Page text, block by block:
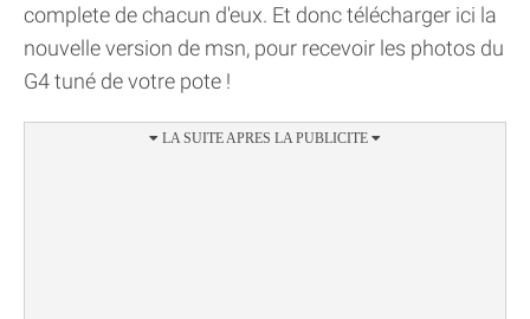
complete de chacun d'eux. Et donc télécharger ici la
nouvelle version de msn, pour recevoir les photos du
G4 tuné de votre pote !